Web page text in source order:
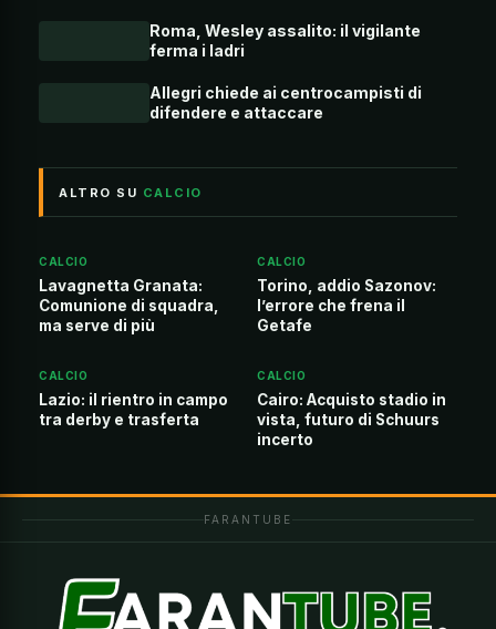
Roma, Wesley assalito: il vigilante
ferma i ladri
Allegri chiede ai centrocampisti di
difendere e attaccare
ALTRO SU CALCIO
CALCIO
Lavagnetta Granata:
Comunione di squadra,
ma serve di più
CALCIO
Torino, addio Sazonov:
l’errore che frena il
Getafe
CALCIO
Lazio: il rientro in campo
tra derby e trasferta
CALCIO
Cairo: Acquisto stadio in
vista, futuro di Schuurs
incerto
FARANTUBE